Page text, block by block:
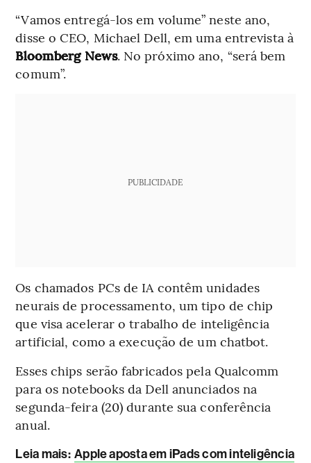
“Vamos entregá-los em volume” neste ano,
disse o CEO, Michael Dell, em uma entrevista à
Bloomberg News. No próximo ano, “será bem
comum”.
PUBLICIDADE
Os chamados PCs de IA contêm unidades
neurais de processamento, um tipo de chip
que visa acelerar o trabalho de inteligência
artificial, como a execução de um chatbot.
Esses chips serão fabricados pela Qualcomm
para os notebooks da Dell anunciados na
segunda-feira (20) durante sua conferência
anual.
Leia mais: Apple aposta em iPads com inteligência